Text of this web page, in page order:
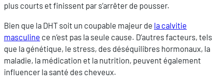
plus courts et finissent par s’arrêter de pousser.
Bien que la DHT soit un coupable majeur de la calvitie
masculine ce n’est pas la seule cause. D’autres facteurs, tels
que la génétique, le stress, des déséquilibres hormonaux, la
maladie, la médication et la nutrition, peuvent également
influencer la santé des cheveux.